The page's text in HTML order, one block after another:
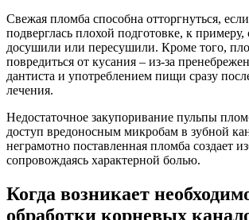
Свежая пломба способна отторгнуться,
подверглась плохой подготовке, к примеру,
досушили или пересушили. Кроме того,
повредиться от кусания – из-за
дантиста и употреблением пищи сразу
лечения.
Недостаточное закупоривание пульпы
доступ вредоносным микробам в зубной
неграмотно поставленная пломба создает
сопровождаясь характерной болью.
Когда возникает
обработки корневых